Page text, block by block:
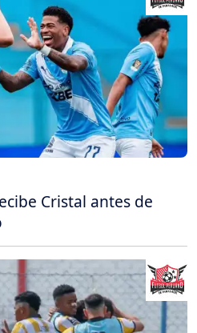
Cristal antes de